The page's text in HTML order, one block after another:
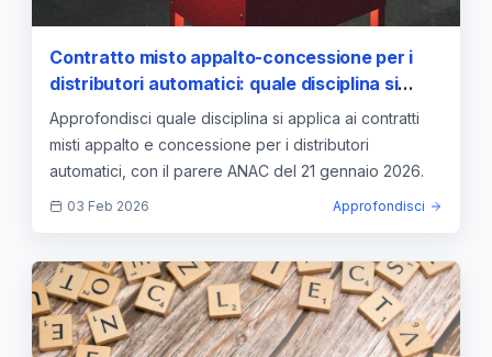
Contratto misto appalto-concessione per i
distributori automatici: quale disciplina si
applica. Il parere Anac — approfondimento e
guida
Approfondisci quale disciplina si applica ai contratti
misti appalto e concessione per i distributori
automatici, con il parere ANAC del 21 gennaio 2026.
03 Feb 2026 Approfondisci